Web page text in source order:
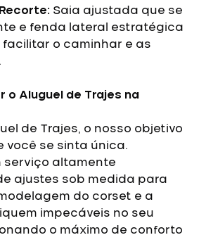
Saia ajustada que se
e fenda lateral estratégica
facilitar o caminhar e as
o Aluguel de Trajes na
de Trajes, o nosso objetivo
você se sinta única.
serviço altamente
ajustes sob medida para
do corset e a
impecáveis no seu
o máximo de conforto